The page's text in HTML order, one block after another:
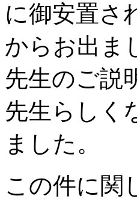
に御安置さ
からお出ま
先生のご説
先生らしく
ました。
この件に関